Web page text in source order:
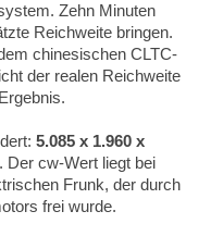
Zehn Minuten
Reichweite bringen.
chinesischen CLTC-
der realen Reichweite
5.085 x 1.960 x
Der cw-Wert liegt bei
Frunk, der durch
frei wurde.